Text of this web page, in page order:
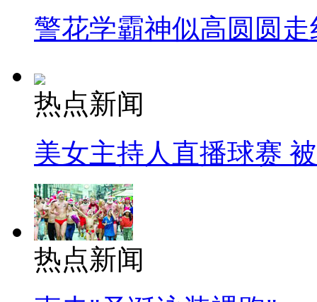
警花学霸神似高圆圆走
热点新闻
美女主持人直播球赛
热点新闻